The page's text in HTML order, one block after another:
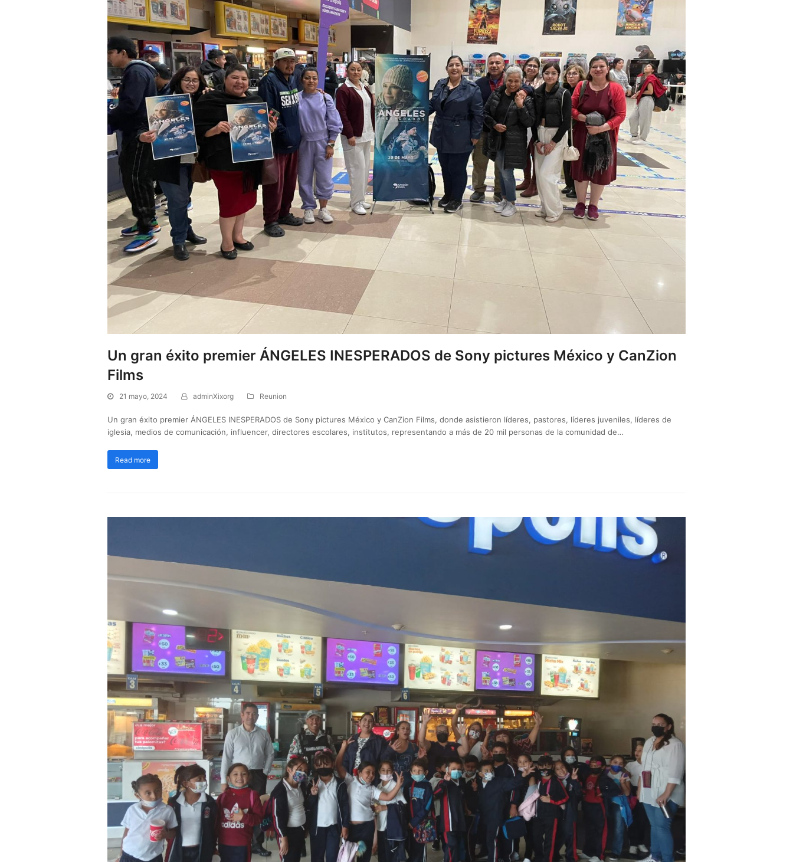
Un gran éxito premier ÁNGELES INESPERADOS de Sony pictures México y CanZion
Films
21 mayo, 2024 adminXixorg Reunion
Un gran éxito premier ÁNGELES INESPERADOS de Sony pictures México y CanZion Films, donde asistieron líderes, pastores, líderes juveniles, líderes de
iglesia, medios de comunicación, influencer, directores escolares, institutos, representando a más de 20 mil personas de la comunidad de…
Read more